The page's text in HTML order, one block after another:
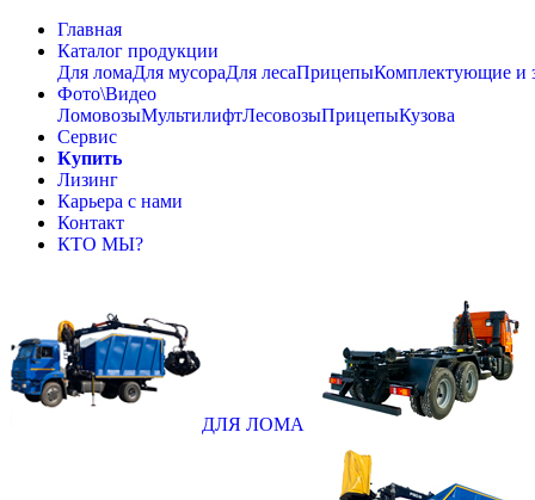
Главная
Каталог продукции
Для ломаДля мусораДля лесаПрицепыКомплектующие и
Фото\Видео
ЛомовозыМультилифтЛесовозыПрицепыКузова
Сервис
Купить
Лизинг
Карьера с нами
Контакт
КТО МЫ?
ДЛЯ ЛОМА